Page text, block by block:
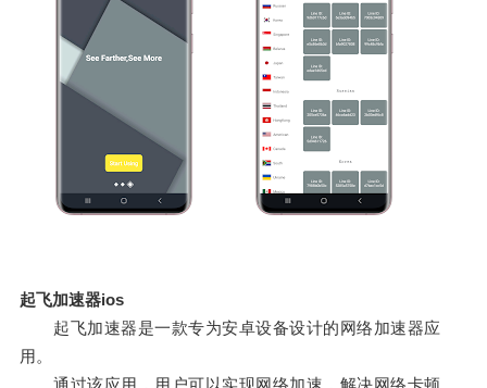
起飞加速器ios
起飞加速器是一款专为安卓设备设计的网络加速器应
用。